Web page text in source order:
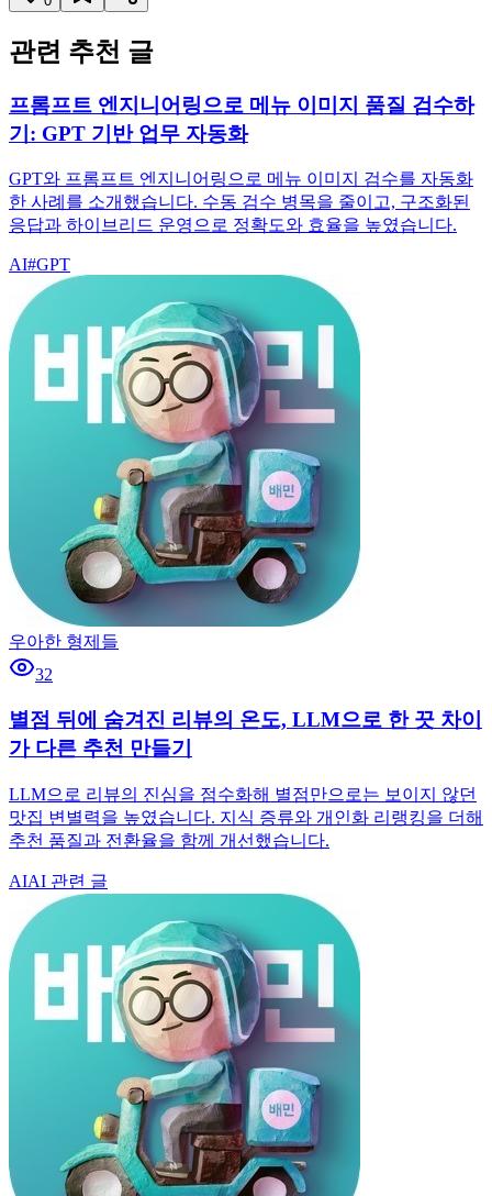
관련 추천 글
프롬프트 엔지니어링으로 메뉴 이미지 품질 검수하
기: GPT 기반 업무 자동화
GPT와 프롬프트 엔지니어링으로 메뉴 이미지 검수를 자동화
한 사례를 소개했습니다. 수동 검수 병목을 줄이고, 구조화된
응답과 하이브리드 운영으로 정확도와 효율을 높였습니다.
AI#GPT
우아한 형제들
32
별점 뒤에 숨겨진 리뷰의 온도, LLM으로 한 끗 차이
가 다른 추천 만들기
LLM으로 리뷰의 진심을 점수화해 별점만으로는 보이지 않던
맛집 변별력을 높였습니다. 지식 증류와 개인화 리랭킹을 더해
추천 품질과 전환율을 함께 개선했습니다.
AIAI 관련 글